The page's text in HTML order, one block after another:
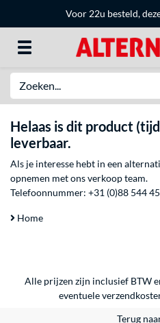
Voor 22u besteld,
Helaas is dit product
leverbaar.
Als je interesse hebt in een
opnemen met ons verkoop team.
Telefoonnummer: +31 (0)88 544
Home
Alle prijzen zijn inclusief BTW
eventuele
Terug